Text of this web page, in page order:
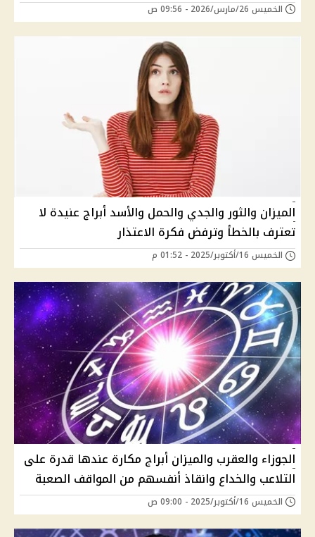
الخميس 26/مارس/2026 - 09:56 ص
الميزان والثور والجدي والحمل والأسد أبراج عنيدة لا
تعترف بالخطأ وترفض فكرة الاعتذار
الخميس 16/أكتوبر/2025 - 01:52 م
الجوزاء والعقرب والميزان أبراج مكارة عندها قدرة على
التلاعب والخداع وانقاذ أنفسهم من المواقف الصعبة
الخميس 16/أكتوبر/2025 - 09:00 ص